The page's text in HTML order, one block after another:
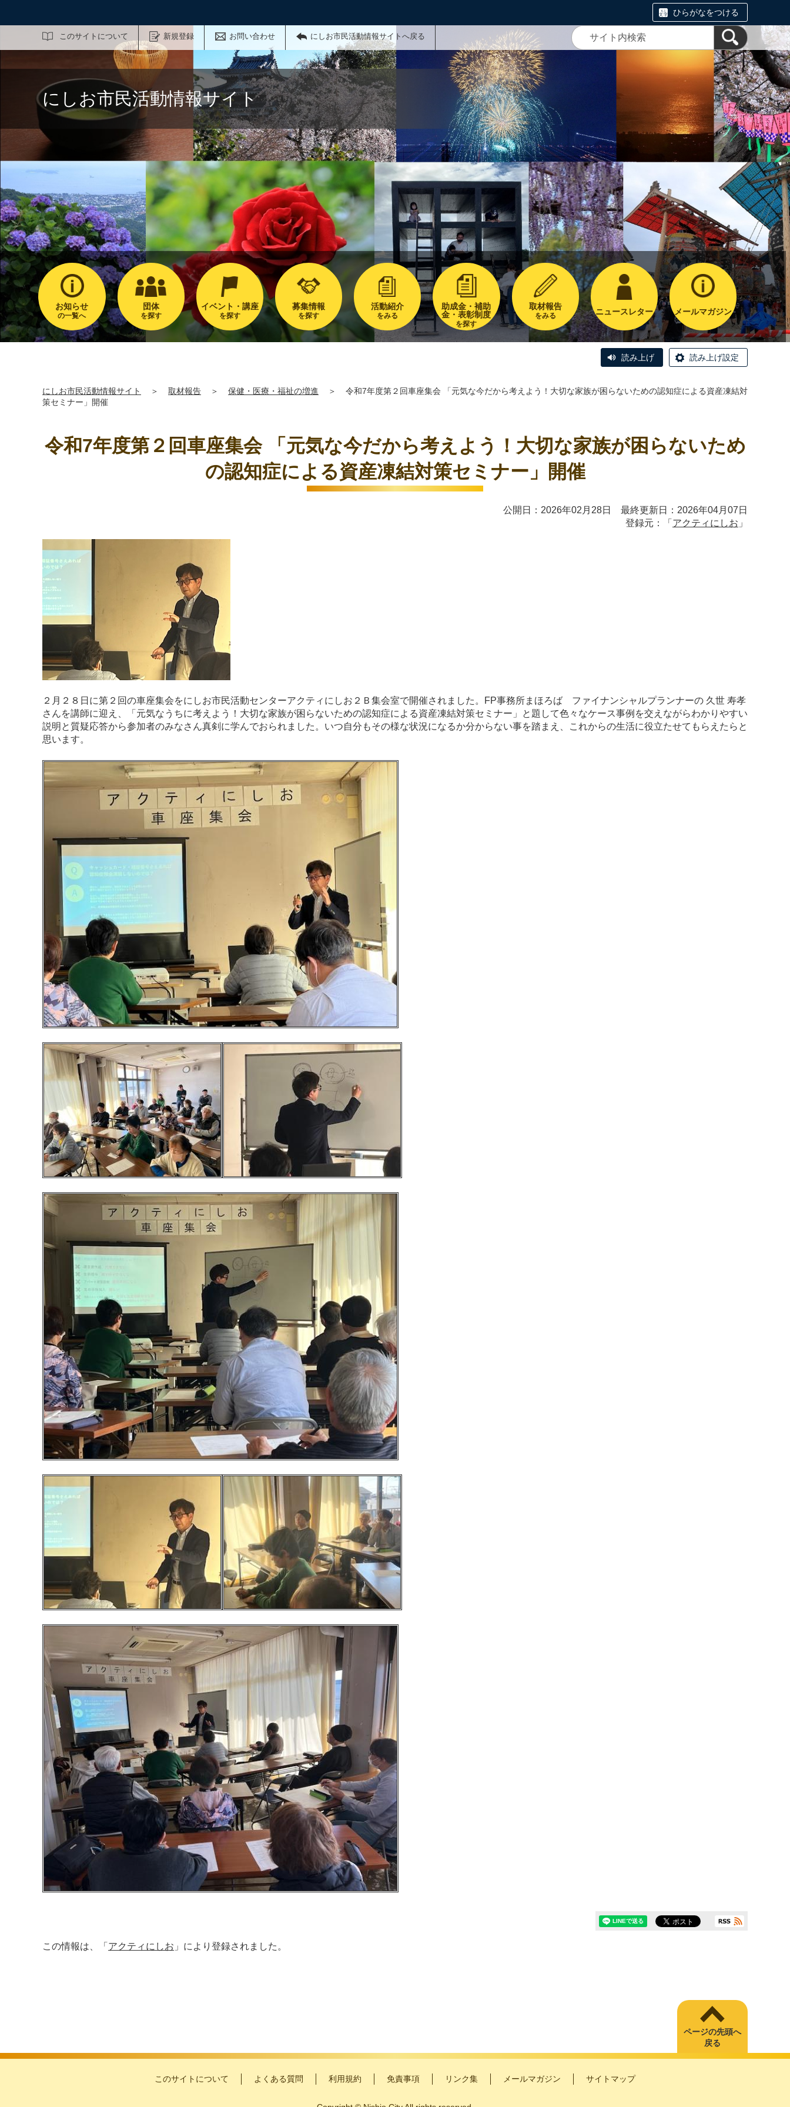
ひらがなをつける
このサイトについて 新規登録 お問い合わせ にしお市民活動情報サイトへ戻る
サイト内検索
にしお市民活動情報サイト
お知らせ
の一覧へ
団体
を探す
イベント・講座
を探す
募集情報
を探す
活動紹介
をみる
助成金・補助
金・表彰制度
を探す
取材報告
をみる ニュースレター メールマガジン
読み上げ 読み上げ設定
にしお市民活動情報サイト ＞ 取材報告 ＞ 保健・医療・福祉の増進 ＞
令和7年度第２回車座集会 「元気な今だから考えよう！大切な家族が困らないための認知症による資産凍結対
策セミナー」開催
令和7年度第２回車座集会 「元気な今だから考えよう！大切な家族が困らないため
の認知症による資産凍結対策セミナー」開催
公開日：2026年02月28日 最終更新日：2026年04月07日
登録元：「 アクティにしお 」
２月２８日に第２回の車座集会をにしお市民活動センターアクティにしお２Ｂ集会室で開催されました。FP事務所まほろば ファイナンシャルプランナーの 久世 寿孝
さんを講師に迎え、「元気なうちに考えよう！大切な家族が困らないための認知症による資産凍結対策セミナー」と題して色々なケース事例を交えながらわかりやすい
説明と質疑応答から参加者のみなさん真剣に学んでおられました。いつ自分もその様な状況になるか分からない事を踏まえ、これからの生活に役立たせてもらえたらと
思います。
この情報は、「 アクティにしお 」により登録されました。
ページの先頭へ
戻る
このサイトについて よくある質問 利用規約 免責事項 リンク集 メールマガジン サイトマップ